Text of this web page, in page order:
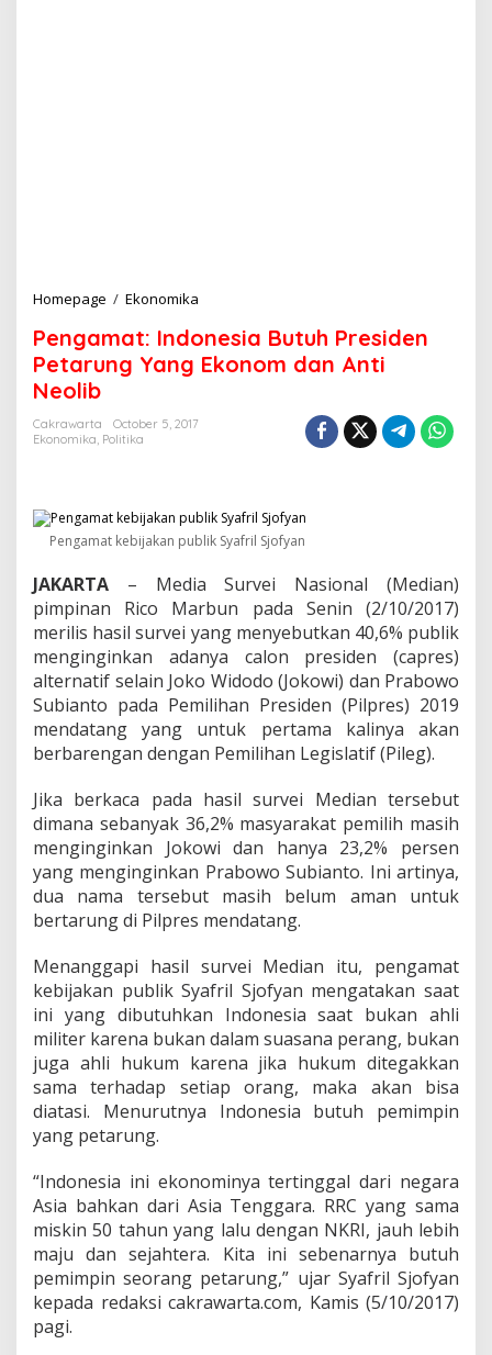
Homepage / Ekonomika
n
g
a
d
o
s
i
a
B
u
t
u
h
P
e
s
i
d
e
n
e
a
r
u
g
Y
a
n
o
n
o
m
d
a
n
Pengamat: Indonesia Butuh Presiden
Petarung Yang Ekonom dan Anti
Neolib
Cakrawarta
October 5, 2017
Ekonomika, Politika
Pengamat kebijakan publik Syafril Sjofyan
JAKARTA – Media Survei Nasional (Median)
pimpinan Rico Marbun pada Senin (2/10/2017)
merilis hasil survei yang menyebutkan 40,6% publik
menginginkan adanya calon presiden (capres)
alternatif selain Joko Widodo (Jokowi) dan Prabowo
Subianto pada Pemilihan Presiden (Pilpres) 2019
mendatang yang untuk pertama kalinya akan
berbarengan dengan Pemilihan Legislatif (Pileg).
Jika berkaca pada hasil survei Median tersebut
dimana sebanyak 36,2% masyarakat pemilih masih
menginginkan Jokowi dan hanya 23,2% persen
yang menginginkan Prabowo Subianto. Ini artinya,
dua nama tersebut masih belum aman untuk
bertarung di Pilpres mendatang.
Menanggapi hasil survei Median itu, pengamat
kebijakan publik Syafril Sjofyan mengatakan saat
ini yang dibutuhkan Indonesia saat bukan ahli
militer karena bukan dalam suasana perang, bukan
juga ahli hukum karena jika hukum ditegakkan
sama terhadap setiap orang, maka akan bisa
diatasi. Menurutnya Indonesia butuh pemimpin
yang petarung.
“Indonesia ini ekonominya tertinggal dari negara
Asia bahkan dari Asia Tenggara. RRC yang sama
miskin 50 tahun yang lalu dengan NKRI, jauh lebih
maju dan sejahtera. Kita ini sebenarnya butuh
pemimpin seorang petarung,” ujar Syafril Sjofyan
kepada redaksi cakrawarta.com, Kamis (5/10/2017)
pagi.